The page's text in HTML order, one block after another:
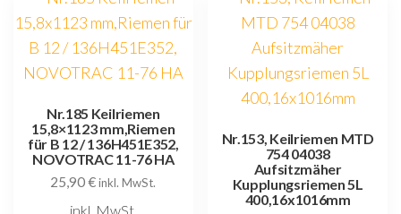
Nr.185 Keilriemen
15,8×1123 mm,Riemen
für B 12 / 136H451E352,
NOVOTRAC 11-76 HA
25,90€ inkl. MwSt.
inkl. MwSt.
Nr.153, Keilriemen MTD
754 04038
Aufsitzmäher
Kupplungsriemen 5L
400,16x1016mm